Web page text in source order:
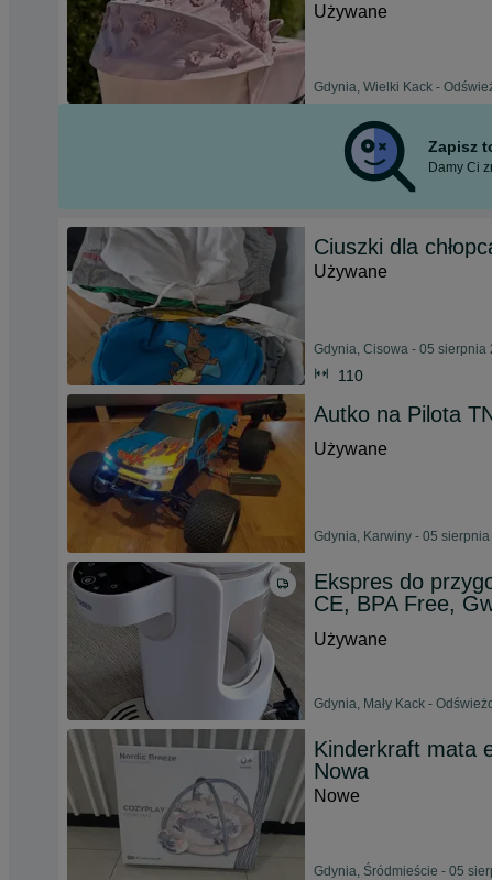
Używane
Gdynia, Wielki Kack -
Zapisz
Damy Ci
Ciuszki dla
Używane
Gdynia, Cisowa - 05 sierpnia
110
Autko na Pilota
Używane
Gdynia, Karwiny - 05
Ekspres do
CE, BPA Free,
Używane
Gdynia, Mały Kack -
Kinderkraft mata
Nowa
Nowe
Gdynia, Śródmieście - 05